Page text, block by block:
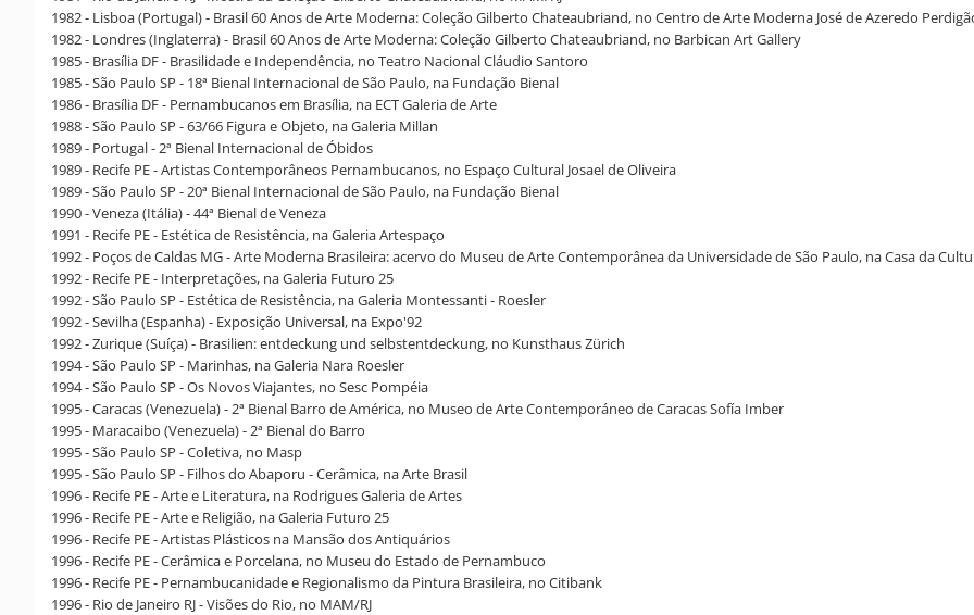
1982 - Lisboa (Portugal) - Brasil 60 Anos de Arte Moderna: Coleção Gilberto Chateaubriand, no Centro de Arte Moderna José de Azeredo
1982 - Londres (Inglaterra) - Brasil 60 Anos de Arte Moderna: Coleção Gilberto Chateaubriand, no Barbican Art Gallery
1985 - Brasília DF - Brasilidade e Independência, no Teatro Nacional Cláudio Santoro
1985 - São Paulo SP - 18ª Bienal Internacional de São Paulo, na Fundação Bienal
1986 - Brasília DF - Pernambucanos em Brasília, na ECT Galeria de Arte
1988 - São Paulo SP - 63/66 Figura e Objeto, na Galeria Millan
1989 - Portugal - 2ª Bienal Internacional de Óbidos
1989 - Recife PE - Artistas Contemporâneos Pernambucanos, no Espaço Cultural Josael de Oliveira
1989 - São Paulo SP - 20ª Bienal Internacional de São Paulo, na Fundação Bienal
1990 - Veneza (Itália) - 44ª Bienal de Veneza
1991 - Recife PE - Estética de Resistência, na Galeria Artespaço
1992 - Poços de Caldas MG - Arte Moderna Brasileira: acervo do Museu de Arte Contemporânea da Universidade de São Paulo, na Casa da
1992 - Recife PE - Interpretações, na Galeria Futuro 25
1992 - São Paulo SP - Estética de Resistência, na Galeria Montessanti - Roesler
1992 - Sevilha (Espanha) - Exposição Universal, na Expo'92
1992 - Zurique (Suíça) - Brasilien: entdeckung und selbstentdeckung, no Kunsthaus Zürich
1994 - São Paulo SP - Marinhas, na Galeria Nara Roesler
1994 - São Paulo SP - Os Novos Viajantes, no Sesc Pompéia
1995 - Caracas (Venezuela) - 2ª Bienal Barro de América, no Museo de Arte Contemporáneo de Caracas Sofía Imber
1995 - Maracaibo (Venezuela) - 2ª Bienal do Barro
1995 - São Paulo SP - Coletiva, no Masp
1995 - São Paulo SP - Filhos do Abaporu - Cerâmica, na Arte Brasil
1996 - Recife PE - Arte e Literatura, na Rodrigues Galeria de Artes
1996 - Recife PE - Arte e Religião, na Galeria Futuro 25
1996 - Recife PE - Artistas Plásticos na Mansão dos Antiquários
1996 - Recife PE - Cerâmica e Porcelana, no Museu do Estado de Pernambuco
1996 - Recife PE - Pernambucanidade e Regionalismo da Pintura Brasileira, no Citibank
1996 - Rio de Janeiro RJ - Visões do Rio, no MAM/RJ